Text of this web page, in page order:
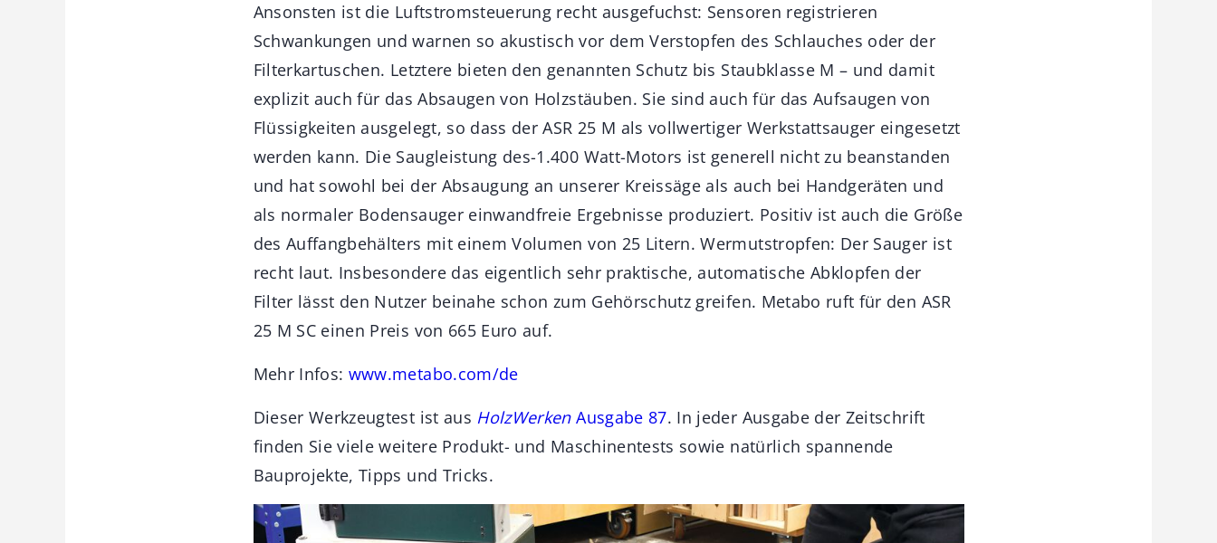
Ansonsten ist die Luftstromsteuerung recht ausgefuchst: Sensoren registrieren
Schwankungen und warnen so akustisch vor dem Verstopfen des Schlauches oder der
Filterkartuschen. Letztere bieten den genannten Schutz bis Staubklasse M – ­und damit
explizit auch für das Absaugen von Holzstäuben. Sie sind auch für das Aufsaugen von
Flüssigkeiten ausgelegt, so dass der ASR 25 M als vollwertiger Werkstattsauger eingesetzt
werden kann. Die Saugleistung des-1.400 Watt-Motors ist generell nicht zu beanstanden
und hat sowohl bei der Absaugung an unserer Kreissäge als auch bei Handgeräten und
als normaler Bodensauger einwandfreie Ergebnisse produziert. Positiv ist auch die Größe
des Auffangbehälters mit einem Volumen von 25 Litern. Wermutstropfen: Der Sauger ist
recht laut. Insbesondere das eigentlich sehr praktische, automatische Abklopfen der
Filter lässt den Nutzer beinahe schon zum Gehörschutz greifen. Metabo ruft für den ASR
25 M SC einen Preis von 665 Euro auf.
Mehr Infos: www.metabo.com/de
Dieser Werkzeugtest ist aus HolzWerkenAusgabe 87. In jeder Ausgabe der Zeitschrift
finden Sie viele weitere Produkt- und Maschinentests sowie natürlich spannende
Bauprojekte, Tipps und Tricks.